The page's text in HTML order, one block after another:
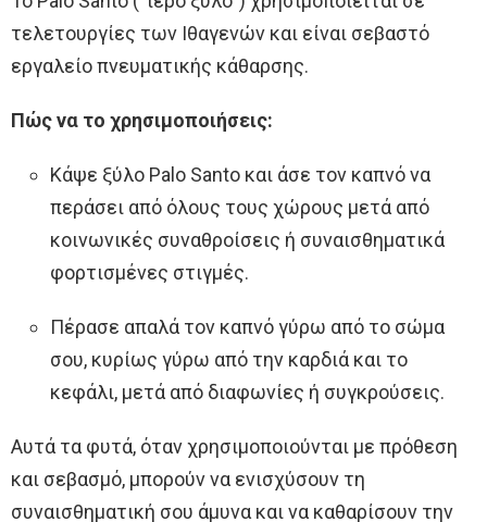
τελετουργίες των Ιθαγενών και είναι σεβαστό
εργαλείο πνευματικής κάθαρσης.
Πώς να το χρησιμοποιήσεις:
Κάψε ξύλο Palo Santo και άσε τον καπνό να
περάσει από όλους τους χώρους μετά από
κοινωνικές συναθροίσεις ή συναισθηματικά
φορτισμένες στιγμές.
Πέρασε απαλά τον καπνό γύρω από το σώμα
σου, κυρίως γύρω από την καρδιά και το
κεφάλι, μετά από διαφωνίες ή συγκρούσεις.
Αυτά τα φυτά, όταν χρησιμοποιούνται με πρόθεση
και σεβασμό, μπορούν να ενισχύσουν τη
συναισθηματική σου άμυνα και να καθαρίσουν την